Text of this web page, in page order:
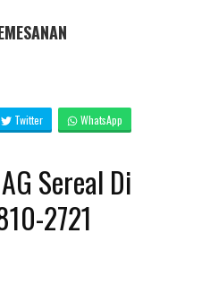
Twitter WhatsApp
Sereal Di
2721